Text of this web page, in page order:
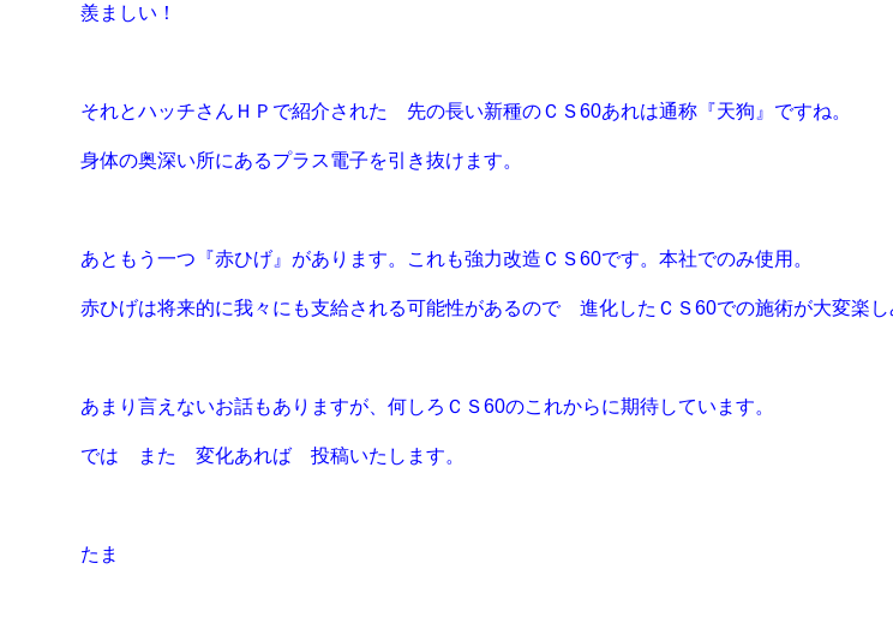
羨ましい！
それとハッチさんＨＰで紹介された 先の長い新種のＣＳ60あれは通称『天狗』ですね。
身体の奥深い所にあるプラス電子を引き抜けます。
あともう一つ『赤ひげ』があります。これも強力改造ＣＳ60です。本社でのみ使用。
赤ひげは将来的に我々にも支給される可能性があるので 進化したＣＳ60での施術が大変楽し
あまり言えないお話もありますが、何しろＣＳ60のこれからに期待しています。
では また 変化あれば 投稿いたします。
たま